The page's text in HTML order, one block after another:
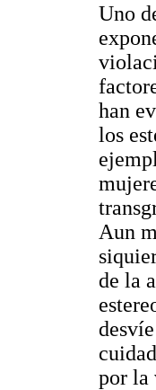
Uno
han
los
Aun
de la
por la